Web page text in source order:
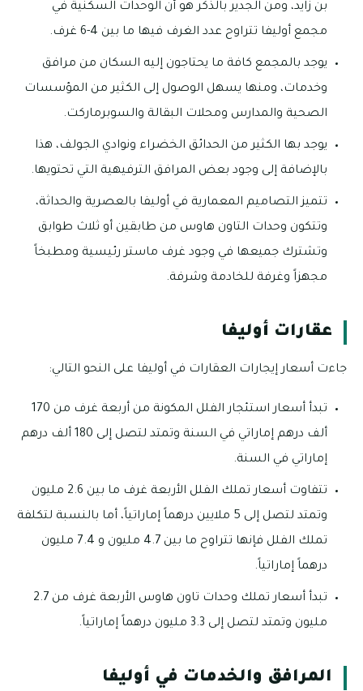
بن زايد، ومن الجدير بالذكر هو أن الوحدات السكنية في
مجمع أوليفا تتراوح عدد الغرف فيها ما بين 4-6 غرف.
يوجد بالمجمع كافة ما يحتاجون إليه السكان من مرافق
وخدمات، ومنها يسهل الوصول إلى الكثير من المؤسسات
الصحية والمدارس ومحلات البقالة والسوبرماركت.
يوجد بها الكثير من الحدائق الخضراء ونوادي الجولف، هذا
بالإضافة إلى وجود بعض المرافق الترفيهية التي تحتويها.
تتميز التصاميم المعمارية في أوليفا بالعصرية والحداثة،
وتتكون وحدات التاون هاوس من طابقين أو ثلاث طوابق
وتشترك جميعها في وجود غرف ماستر رئيسية ومطبخاً
مجهزاً وغرفة للخادمة وشرفة.
عقارات أوليفا
جاءت أسعار إيجارات العقارات في أوليفا على النحو التالي:
تبدأ أسعار استئجار الفلل المكونة من أربعة غرف من 170
ألف درهم إماراتي في السنة وتمتد لتصل إلى 180 ألف درهم
إماراتي في السنة.
تتفاوت أسعار تملك الفلل الأربعة غرف ما بين 2.6 مليون
وتمتد لتصل إلى 5 ملايين درهماً إماراتياً، أما بالنسبة لتكلفة
تملك الفلل فإنها تتراوح ما بين 4.7 مليون و 7.4 مليون
درهماً إماراتياً.
تبدأ أسعار تملك وحدات تاون هاوس الأربعة غرف من 2.7
مليون وتمتد لتصل إلى 3.3 مليون درهماً إماراتياً.
المرافق والخدمات في أوليفا